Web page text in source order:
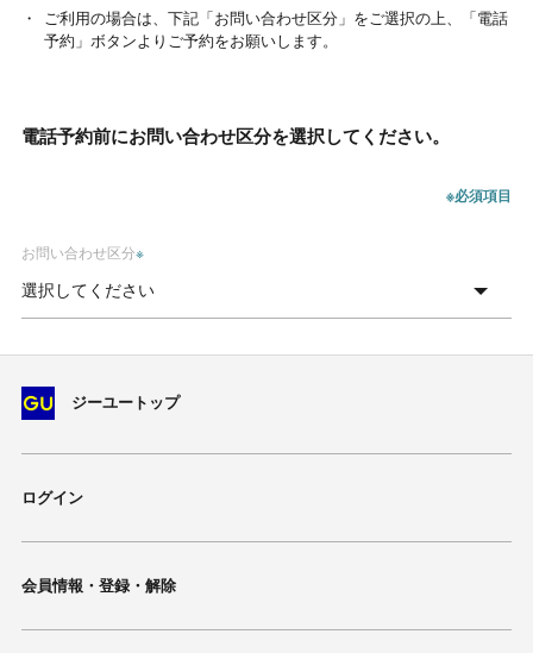
ご利用の場合は、下記「お問い合わせ区分」をご選択の上、「電話
予約」ボタンよりご予約をお願いします。
電話予約前にお問い合わせ区分を選択してください。
※必須項目
お問い合わせ区分※
ジーユートップ
ログイン
会員情報・登録・解除